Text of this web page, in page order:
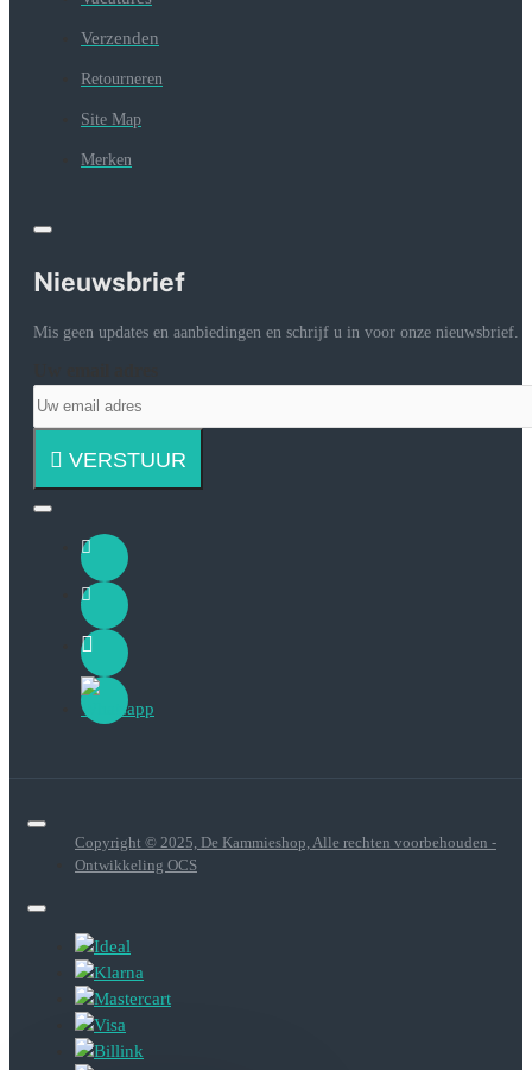
Verzenden
Retourneren
Site Map
Merken
Nieuwsbrief
Mis geen updates en aanbiedingen en schrijf u in voor onze nieuwsbrief.
VERSTUUR
Copyright © 2025, De Kammieshop, Alle rechten voorbehouden -
Ontwikkeling OCS